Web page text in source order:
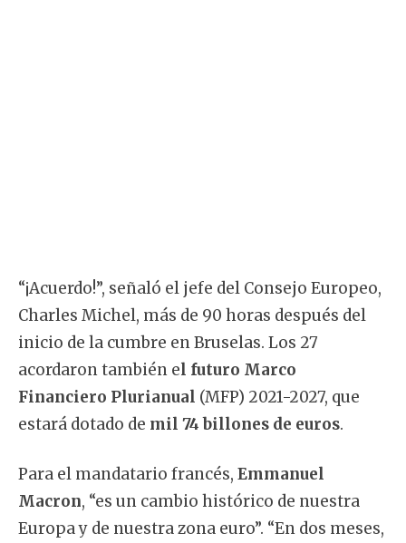
“¡Acuerdo!”, señaló el jefe del Consejo Europeo,
Charles Michel, más de 90 horas después del
inicio de la cumbre en Bruselas. Los 27
acordaron también el futuro Marco
Financiero Plurianual (MFP) 2021-2027, que
estará dotado de mil 74 billones de euros.
Para el mandatario francés, Emmanuel
Macron, “es un cambio histórico de nuestra
Europa y de nuestra zona euro”. “En dos meses,